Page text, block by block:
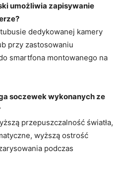
umożliwia zapisywanie
dedykowanej kamery
przy zastosowaniu
smartfona montowanego na
soczewek wykonanych ze
przepuszczalność światła,
wyższą ostrość
podczas